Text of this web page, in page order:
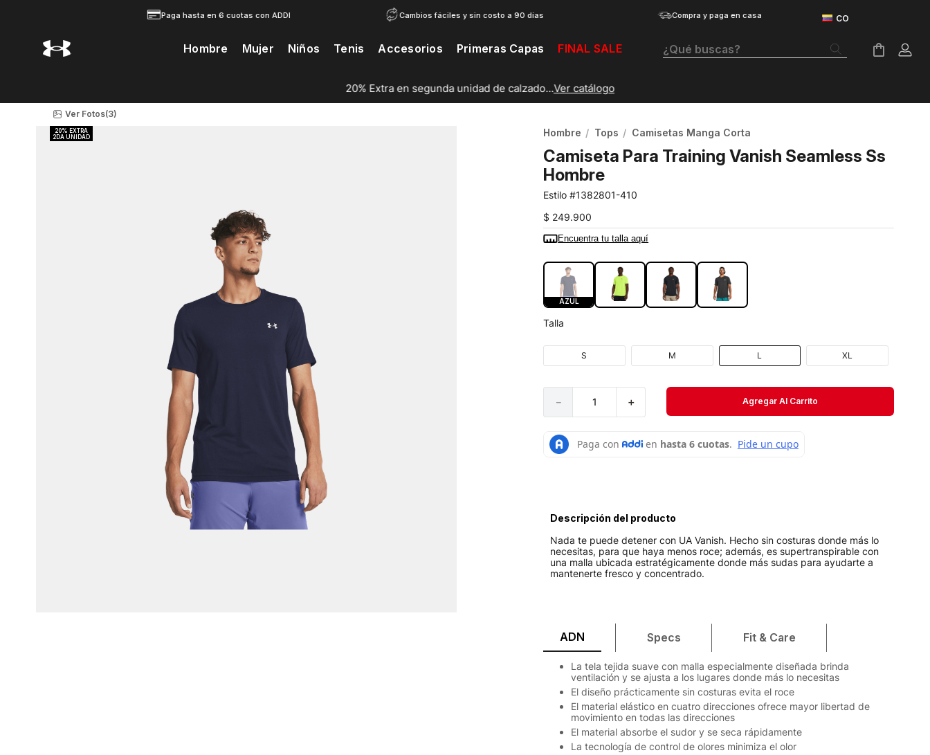
Paga hasta en 6 cuotas con ADDI Cambios fáciles y sin costo a 90 días Compra y paga en casa
Hombre Mujer Niños Tenis Accesorios Primeras Capas FINAL SALE ¿Qué buscas?
20% Extra en segunda unidad de calzado...Ver catálogo
Ver Fotos(3)
Hombre Tops Camisetas Manga Corta
Camiseta Para Training Vanish Seamless Ss
Hombre
1382801-410
$ 249.900
Encuentra tu talla aquí
AZUL
Talla
S M L XL
＋
－ Agregar Al Carrito
Descripción del producto
Nada te puede detener con UA Vanish. Hecho sin costuras donde más lo
necesitas, para que haya menos roce; además, es supertranspirable con
una malla ubicada estratégicamente donde más sudas para ayudarte a
mantenerte fresco y concentrado.
ADN Specs Fit & Care
La tela tejida suave con malla especialmente diseñada brinda
ventilación y se ajusta a los lugares donde más lo necesitas
El diseño prácticamente sin costuras evita el roce
El material elástico en cuatro direcciones ofrece mayor libertad de
movimiento en todas las direcciones
El material absorbe el sudor y se seca rápidamente
La tecnología de control de olores minimiza el olor
Botas
Tenis Mujer
Tenis Hombre
Velociti Distance
Basketball
Medias